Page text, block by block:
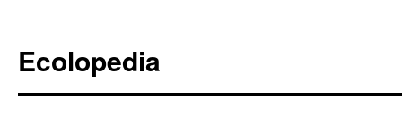
contenu
Ecolopedia